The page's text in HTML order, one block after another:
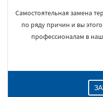
Самостоятельная замена
по ряду причин и вы
профессионалам в